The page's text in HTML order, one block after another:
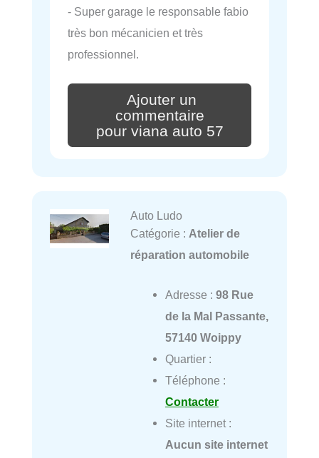
- Super garage le responsable fabio
très bon mécanicien et très
professionnel.
Ajouter un
commentaire
pour viana auto 57
Auto Ludo
Catégorie : Atelier de
réparation automobile
Adresse : 98 Rue
de la Mal Passante,
57140 Woippy
Quartier :
Téléphone :
Contacter
Site internet :
Aucun site internet